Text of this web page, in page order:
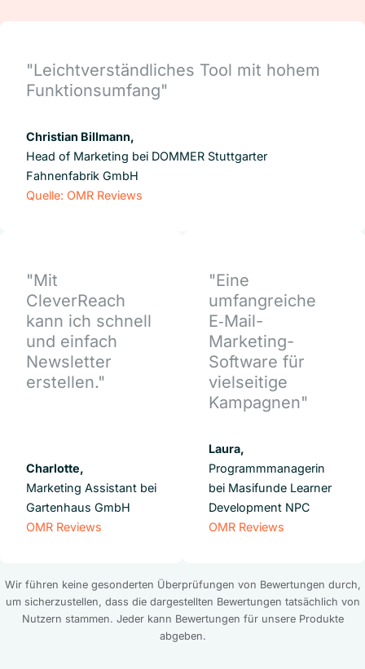
"Leichtverständliches Tool mit hohem
Funktionsumfang"
Christian Billmann,
Head of Marketing bei DOMMER Stuttgarter
Fahnenfabrik GmbH
Quelle: OMR Reviews
"Mit
CleverReach
kann ich schnell
und einfach
Newsletter
erstellen."
Charlotte,
Marketing Assistant bei
Gartenhaus GmbH
OMR Reviews
"Eine
umfangreiche
E‑Mail-
Marketing-
Software für
vielseitige
Kampagnen"
Laura,
Programmmanagerin
bei Masifunde Learner
Development NPC
OMR Reviews
Wir führen keine gesonderten Überprüfungen von Bewertungen durch,
um sicherzustellen, dass die dargestellten Bewertungen tatsächlich von
Nutzern stammen. Jeder kann Bewertungen für unsere Produkte
abgeben.